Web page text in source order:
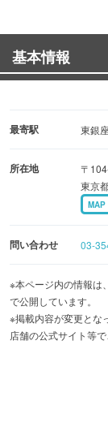
公園の中央に設
チロリとその子
に心の安らぎと
基本情報
最寄駅 東銀
所在地
〒
東京
MAP
問い合わせ 03-
※本ページ内の情報は
で公開しています。
※掲載内容が変更とな
店舗の公式サイト等で